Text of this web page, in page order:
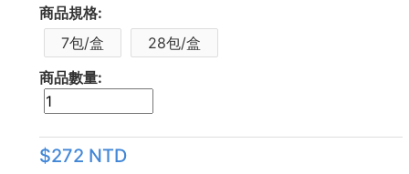
商品規格:
7包/盒
28包/盒
商品數量:
$272 NTD